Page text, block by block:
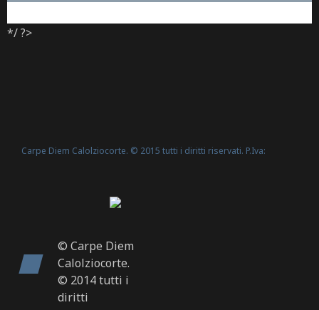
*/ ?>
Carpe Diem Calolziocorte. © 2015 tutti i diritti riservati. P.Iva:
© Carpe Diem
Calolziocorte.
© 2014 tutti i
diritti